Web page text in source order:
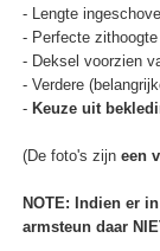
- Lengte
- Perfecte
- Deksel voorzien
- Verdere
- Keuze uit
(De foto's zijn een
NOTE: Indien er
armsteun daar